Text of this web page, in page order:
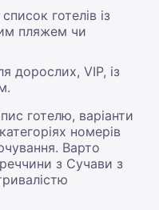
готелів із
пляжем чи
дорослих, VIP, із
готелю, варіанти
номерів
Варто
з Сучави з